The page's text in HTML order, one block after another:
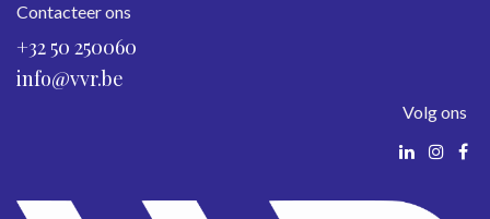
Contacteer ons
+32 50 250060
info@vvr.be
Volg ons